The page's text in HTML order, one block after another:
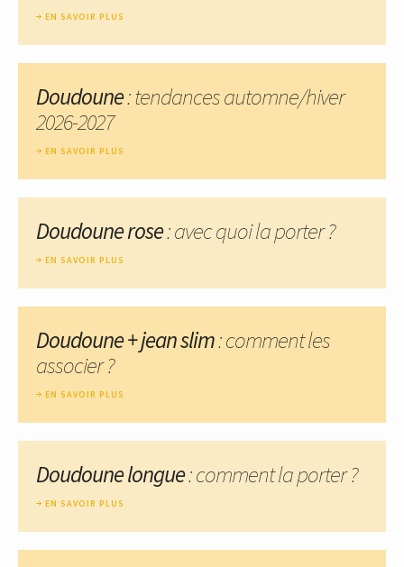
EN SAVOIR PLUS
Doudoune: tendances automne/hiver
2026-2027
EN SAVOIR PLUS
Doudoune rose: avec quoi la porter ?
EN SAVOIR PLUS
Doudoune + jean slim: comment les
associer ?
EN SAVOIR PLUS
Doudoune longue: comment la porter ?
EN SAVOIR PLUS